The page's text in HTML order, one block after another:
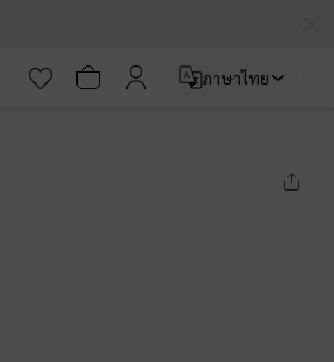
ภาษาไทย